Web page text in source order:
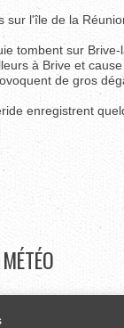
l'île de la
tombent sur Brive-
à Brive et
de gros
enregistrent
MÉTÉO